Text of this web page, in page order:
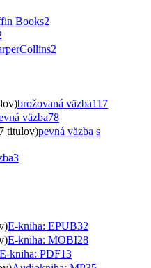
Books2
2
brožovaná väzba117
väzba78
titulov)pevná väzba s
3
E-kniha: EPUB32
E-kniha: MOBI28
E-kniha: PDF13